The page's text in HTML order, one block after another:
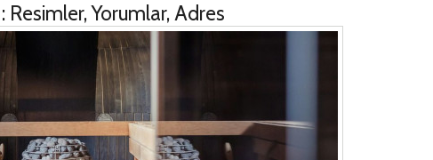
Resimler, Yorumlar, Adres